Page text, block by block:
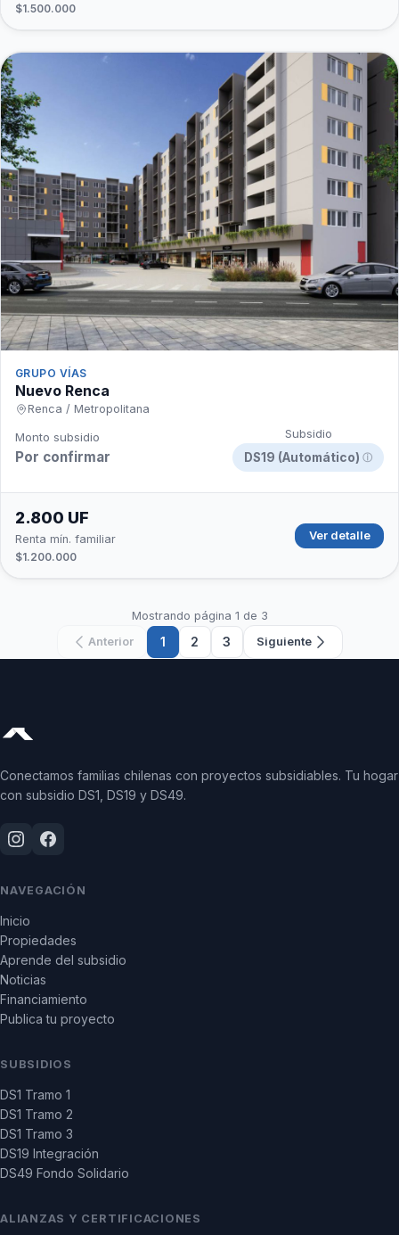
$1.500.000
GRUPO VÍAS
Nuevo Renca
Renca / Metropolitana
Monto subsidio
Por confirmar
Subsidio
DS19 (Automático) ⓘ
2.800 UF
Renta mín. familiar
$1.200.000
Ver detalle
Mostrando página 1 de 3
Anterior
1 2 3 Siguiente
Conectamos familias chilenas con proyectos subsidiables. Tu hogar
con subsidio DS1, DS19 y DS49.
NAVEGACIÓN
Inicio
Propiedades
Aprende del subsidio
Noticias
Financiamiento
Publica tu proyecto
SUBSIDIOS
DS1 Tramo 1
DS1 Tramo 2
DS1 Tramo 3
DS19 Integración
DS49 Fondo Solidario
ALIANZAS Y CERTIFICACIONES